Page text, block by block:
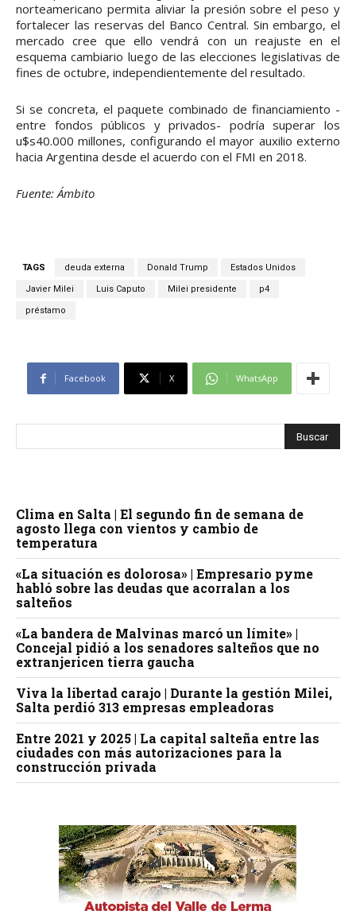
norteamericano permita aliviar la presión sobre el peso y
fortalecer las reservas del Banco Central. Sin embargo, el
mercado cree que ello vendrá con un reajuste en el
esquema cambiario luego de las elecciones legislativas de
fines de octubre, independientemente del resultado.
Si se concreta, el paquete combinado de financiamiento -
entre fondos públicos y privados- podría superar los
u$s40.000 millones, configurando el mayor auxilio externo
hacia Argentina desde el acuerdo con el FMI en 2018.
Fuente: Ámbito
TAGS deuda externa Donald Trump Estados Unidos
Javier Milei Luis Caputo Milei presidente p4
préstamo
Facebook X WhatsApp
Clima en Salta | El segundo fin de semana de
agosto llega con vientos y cambio de
temperatura
«La situación es dolorosa» | Empresario pyme
habló sobre las deudas que acorralan a los
salteños
«La bandera de Malvinas marcó un límite» |
Concejal pidió a los senadores salteños que no
extranjericen tierra gaucha
Viva la libertad carajo | Durante la gestión Milei,
Salta perdió 313 empresas empleadoras
Entre 2021 y 2025 | La capital salteña entre las
ciudades con más autorizaciones para la
construcción privada